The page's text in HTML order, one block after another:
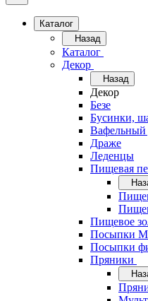
Каталог
Назад
Каталог
Декор
Назад
Декор
Безе
Бусинки,
Вафельный
Драже
Леденцы
Пищевая
Пищевое
Посыпки
Посыпки
Пряники